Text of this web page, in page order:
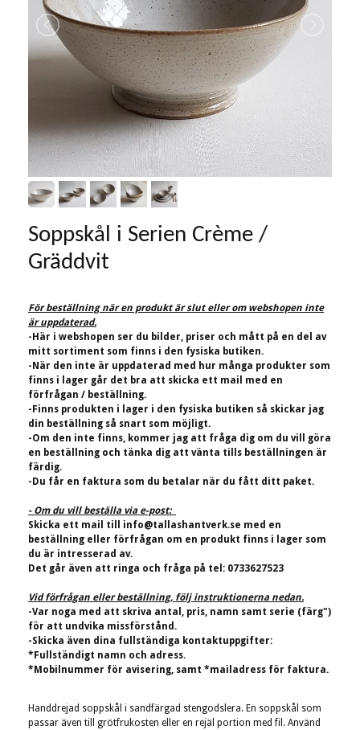
Soppskål i Serien Crème /
Gräddvit
För beställning när en produkt är slut eller om webshopen inte
är uppdaterad.
-Här i webshopen ser du bilder, priser och mått på en del av
mitt sortiment som finns i den fysiska butiken.
-När den inte är uppdaterad med hur många produkter som
finns i lager går det bra att skicka ett mail med en
förfrågan / beställning.
-Finns produkten i lager i den fysiska butiken så skickar jag
din beställning så snart som möjligt.
-Om den inte finns, kommer jag att fråga dig om du vill göra
en beställning och tänka dig att vänta tills beställningen är
färdig.
-Du får en faktura som du betalar när du fått ditt paket.
- Om du vill beställa via e-post:
Skicka ett mail till info@tallashantverk.se med en
beställning eller förfrågan om en produkt finns i lager som
du är intresserad av.
Det går även att ringa och fråga på tel: 0733627523
Vid förfrågan eller beställning, följ instruktionerna nedan.
-Var noga med att skriva antal, pris, namn samt serie (färg")
för att undvika missförstånd.
-Skicka även dina fullständiga kontaktuppgifter:
*Fullständigt namn och adress.
*Mobilnummer för avisering, samt *mailadress för faktura.
Handdrejad soppskål i sandfärgad stengodslera. En soppskål som
passar även till grötfrukosten eller en rejäl portion med fil. Använd